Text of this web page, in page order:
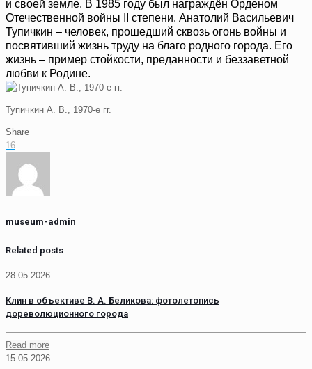
и своей земле. В 1985 году был награждён Орденом
Отечественной войны II степени. Анатолий Васильевич
Тупичкин – человек, прошедший сквозь огонь войны и
посвятивший жизнь труду на благо родного города. Его
жизнь – пример стойкости, преданности и беззаветной
любви к Родине.
Тупичкин А. В., 1970-е гг.
Share
16
museum-admin
Related posts
28.05.2026
Клин в объективе В. А. Беликова: фотолетопись
дореволюционного города
Read more
15.05.2026